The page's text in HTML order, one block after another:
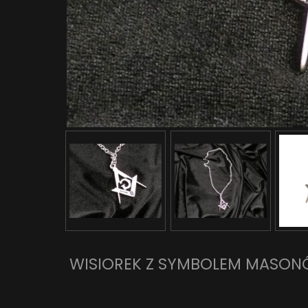
WISIOREK Z SYMBOLEM